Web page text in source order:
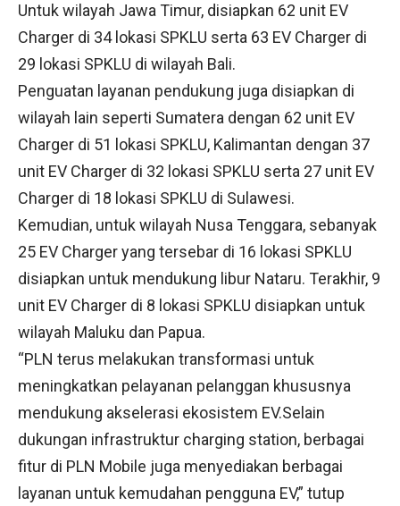
Untuk wilayah Jawa Timur, disiapkan 62 unit EV
Charger di 34 lokasi SPKLU serta 63 EV Charger di
29 lokasi SPKLU di wilayah Bali.
Penguatan layanan pendukung juga disiapkan di
wilayah lain seperti Sumatera dengan 62 unit EV
Charger di 51 lokasi SPKLU, Kalimantan dengan 37
unit EV Charger di 32 lokasi SPKLU serta 27 unit EV
Charger di 18 lokasi SPKLU di Sulawesi.
Kemudian, untuk wilayah Nusa Tenggara, sebanyak
25 EV Charger yang tersebar di 16 lokasi SPKLU
disiapkan untuk mendukung libur Nataru. Terakhir, 9
unit EV Charger di 8 lokasi SPKLU disiapkan untuk
wilayah Maluku dan Papua.
“PLN terus melakukan transformasi untuk
meningkatkan pelayanan pelanggan khususnya
mendukung akselerasi ekosistem EV.Selain
dukungan infrastruktur charging station, berbagai
fitur di PLN Mobile juga menyediakan berbagai
layanan untuk kemudahan pengguna EV,” tutup